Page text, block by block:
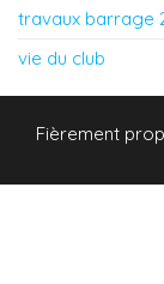
travaux barrage
vie du club
Fièrement